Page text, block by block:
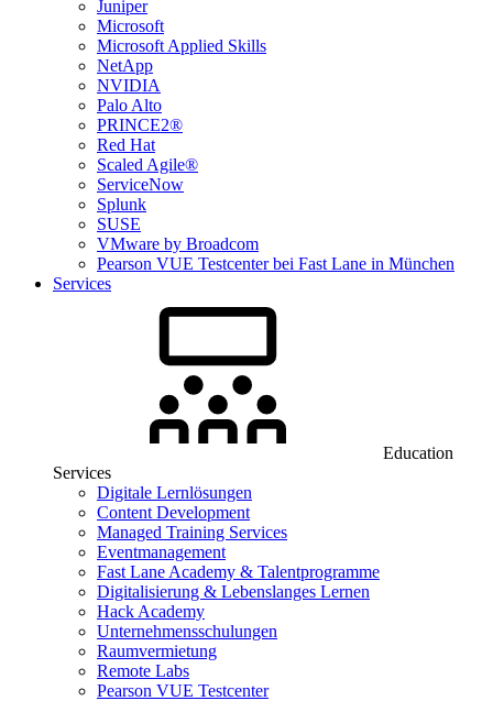
Juniper
Microsoft
Microsoft Applied Skills
NetApp
NVIDIA
Palo Alto
PRINCE2®
Red Hat
Scaled Agile®
ServiceNow
Splunk
SUSE
VMware by Broadcom
Pearson VUE Testcenter bei Fast Lane in München
Services
Education
Services
Digitale Lernlösungen
Content Development
Managed Training Services
Eventmanagement
Fast Lane Academy & Talentprogramme
Digitalisierung & Lebenslanges Lernen
Hack Academy
Unternehmensschulungen
Raumvermietung
Remote Labs
Pearson VUE Testcenter